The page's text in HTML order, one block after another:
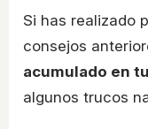
Si has realizado
consejos
acumulado en
algunos trucos